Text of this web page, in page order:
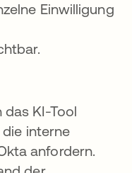
Einwilligung
KI-Tool
interne
anfordern.